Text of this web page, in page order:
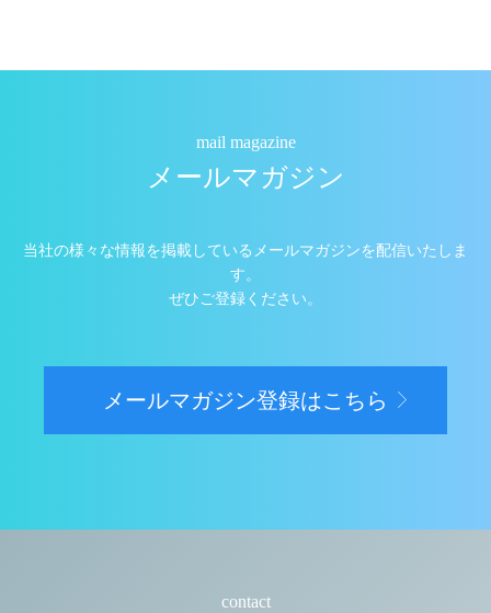
mail magazine
メールマガジン
当社の様々な情報を掲載しているメールマガジンを配信いたしま
す。
ぜひご登録ください。
メールマガジン登録はこちら
contact